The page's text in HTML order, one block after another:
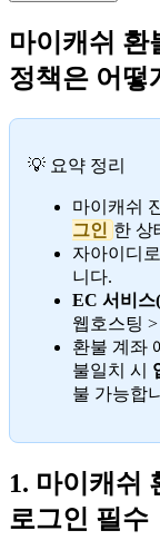
마이캐쉬 환
정책은 어떻
💡 요약 정리
마이캐쉬
그인 한 상
자아이디
니다.
EC 서비스
웹호스팅
환불 계좌
불일치 시
불 가능합
1. 마이캐쉬
로그인 필수